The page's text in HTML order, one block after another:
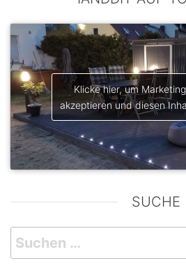
Klicke hier, um
akzeptieren und diesen
SUCHE